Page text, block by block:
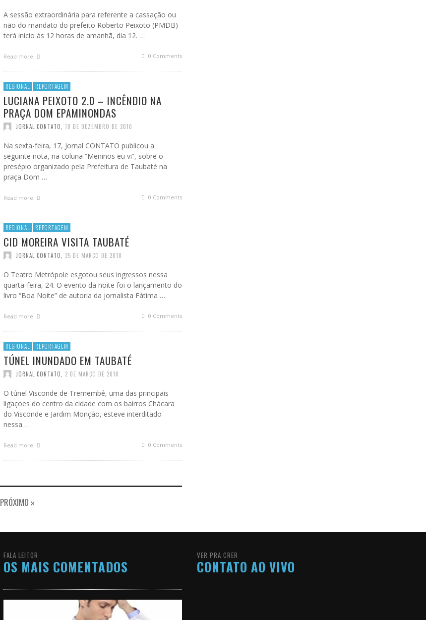
A sessão extraordinária para referente a cassação ou
não do mandato do prefeito Roberto Peixoto (PMDB)
terá início às 12 horas de amanhã, dia 12. …
Read more 0 Comments
REGIONAL REPORTAGEM
LUCIANA PEIXOTO 2.0 – INCÊNDIO NA
PRAÇA DOM EPAMINONDAS
JORNAL CONTATO 18 DE DEZEMBRO DE 2010
Na sexta-feira, 17, Jornal CONTATO publicou a
seguinte nota, na coluna “Meninos eu vi”, sobre o
presépio organizado pela Prefeitura de Taubaté na
praça Dom …
Read more 0 Comments
REGIONAL REPORTAGEM
CID MOREIRA VISITA TAUBATÉ
JORNAL CONTATO 25 DE MARÇO DE 2010
O Teatro Metrópole esgotou seus ingressos nessa
quarta-feira, 24. O evento da noite foi o lançamento do
livro “Boa Noite” de autoria da jornalista Fátima …
Read more 0 Comments
REGIONAL REPORTAGEM
TÚNEL INUNDADO EM TAUBATÉ
JORNAL CONTATO 2 DE MARÇO DE 2010
O túnel Visconde de Tremembé, uma das principais
ligaçoes do centro da cidade com os bairros Chácara
do Visconde e Jardim Monção, esteve interditado
nessa …
Read more 0 Comments
PRÓXIMO »
FALA LEITOR
OS MAIS COMENTADOS
VER PRA CRER
CONTATO AO VIVO